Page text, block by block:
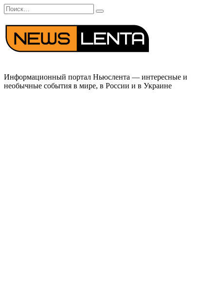
Перейти
к
содержанию
Search
for:
Информационный портал Ньюслента — интересные и
необычные события в мире, в России и в Украине